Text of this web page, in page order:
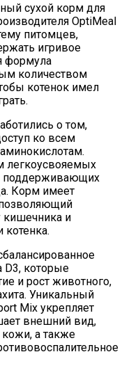
сухой корм для
OptiMeal
питомцев,
игривое
формула
количеством
котенок имел
о том,
ко всем
легкоусвояемых
поддерживающих
Корм имеет
позволяющий
кишечника и
D3, которые
и рост животного,
Уникальный
Mix укрепляет
внешний вид,
а также